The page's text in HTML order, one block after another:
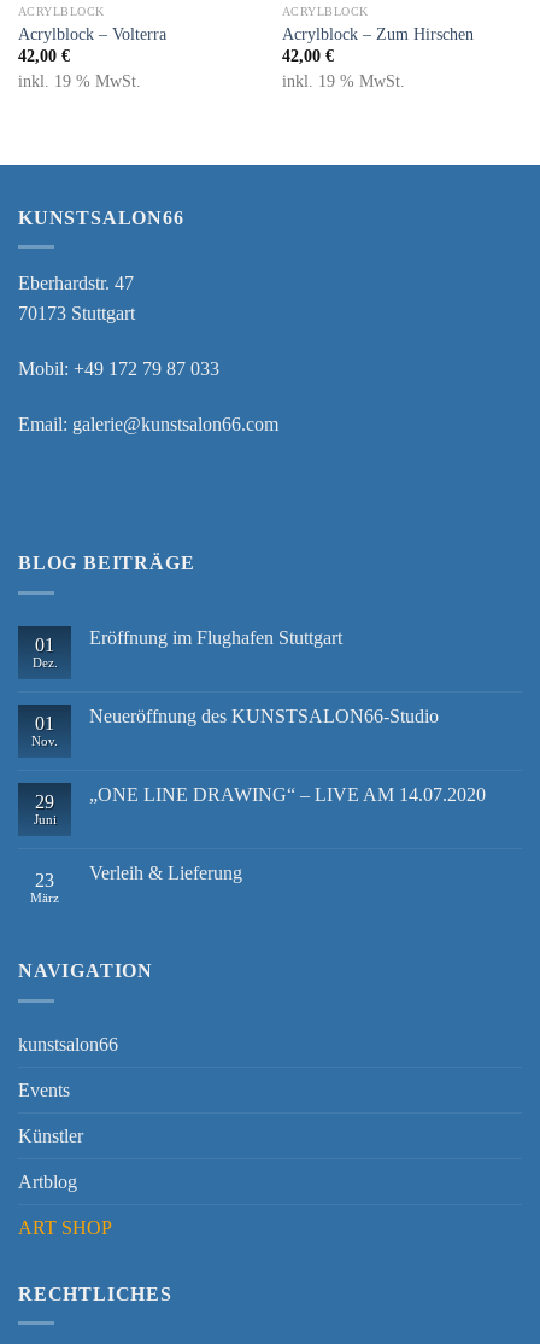
ACRYLBLOCK
Acrylblock – Volterra
42,00 €
inkl. 19 % MwSt.
ACRYLBLOCK
Acrylblock – Zum Hirschen
42,00 €
inkl. 19 % MwSt.
KUNSTSALON66
Eberhardstr. 47
70173 Stuttgart
Mobil: +49 172 79 87 033
Email: galerie@kunstsalon66.com
BLOG BEITRÄGE
01
Dez.
Eröffnung im Flughafen Stuttgart
01
Nov.
Neueröffnung des KUNSTSALON66-Studio
29
Juni
„ONE LINE DRAWING“ – LIVE AM 14.07.2020
23
März
Verleih & Lieferung
NAVIGATION
kunstsalon66
Events
Künstler
Artblog
ART SHOP
RECHTLICHES